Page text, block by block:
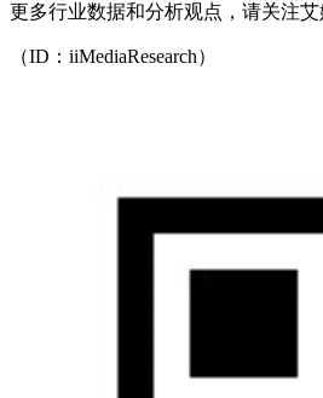
更多行业数据和分析观点，请关注
（ID：iiMediaResearch）